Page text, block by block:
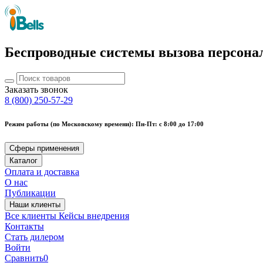
Беспроводные системы вызова
Заказать звонок
8 (800) 250-57-29
Режим работы (по Московскому времени): Пн-Пт: с 8:00 до 17:00
Сферы применения
Каталог
Оплата и доставка
О нас
Публикации
Наши клиенты
Все клиенты Кейсы внедрения
Контакты
Стать дилером
Войти
Сравнить0